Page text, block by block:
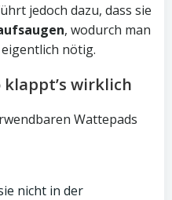
jedoch dazu, dass sie
, wodurch man
nötig.
klappt’s wirklich
Wattepads
nicht in der